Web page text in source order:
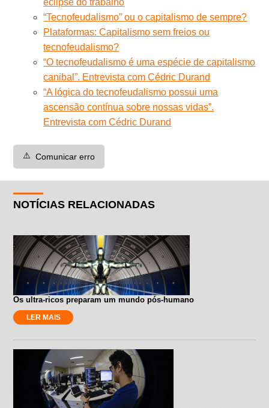
“Tecnofeudalismo” ou o capitalismo de sempre?
Plataformas: Capitalismo sem freios ou
tecnofeudalismo?
“O tecnofeudalismo é uma espécie de capitalismo
canibal”. Entrevista com Cédric Durand
“A lógica do tecnofeudalismo possui uma
ascensão contínua sobre nossas vidas”.
Entrevista com Cédric Durand
⚠️ Comunicar erro
NOTÍCIAS RELACIONADAS
Os ultra-ricos preparam um mundo pós-humano
LER MAIS